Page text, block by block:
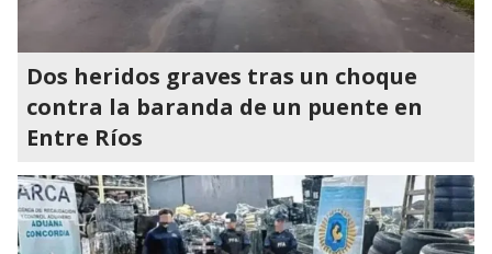
Dos heridos graves tras un choque
contra la baranda de un puente en
Entre Ríos